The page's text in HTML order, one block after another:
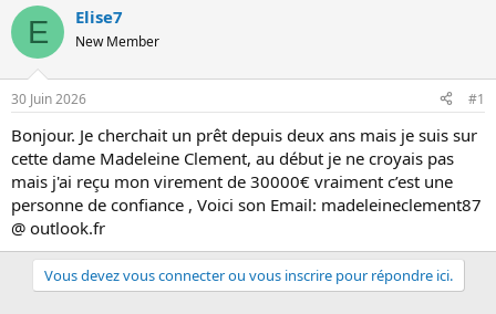
t
e
r
d
e
l
a
d
i
s
c
u
s
t
d
é
b
t
E Elise7
New Member
30 Juin 2026 #1
Bonjour. Je cherchait un prêt depuis deux ans mais je suis sur
cette dame Madeleine Clement, au début je ne croyais pas
mais j'ai reçu mon virement de 30000€ vraiment c’est une
personne de confiance , Voici son Email: madeleineclement87
@ outlook.fr
Vous devez vous connecter ou vous inscrire pour répondre ici.